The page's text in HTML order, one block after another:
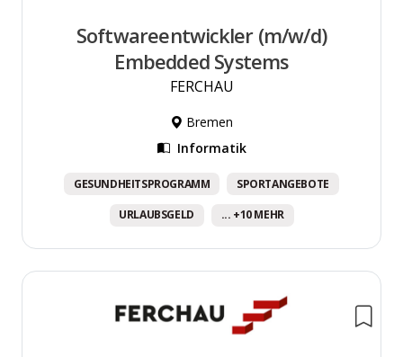
Softwareentwickler (m/w/d)
Embedded Systems
FERCHAU
Bremen
Informatik
GESUNDHEITSPROGRAMM SPORTANGEBOTE
URLAUBSGELD ... +10 MEHR